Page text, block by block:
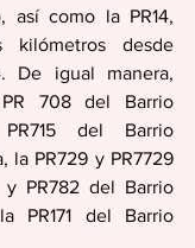
así como la PR14,
kilómetros desde
De igual manera,
708 del Barrio
del Barrio
la PR729 y PR7729
PR782 del Barrio
PR171 del Barrio